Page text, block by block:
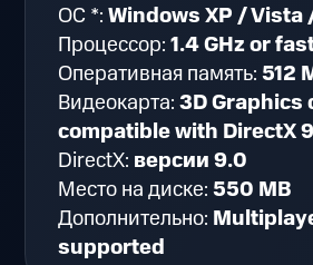
ОС *:Windows XP / Vista
Процессор:1.4 GHz or
Оперативная память:512
Видеокарта:3D Graphics
compatible with DirectX
DirectX: версии 9.0
Место на диске:550 MB
Дополнительно:
supported